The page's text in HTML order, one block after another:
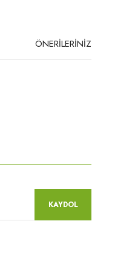
ÖNERİLERİNİZ
KAYDOL